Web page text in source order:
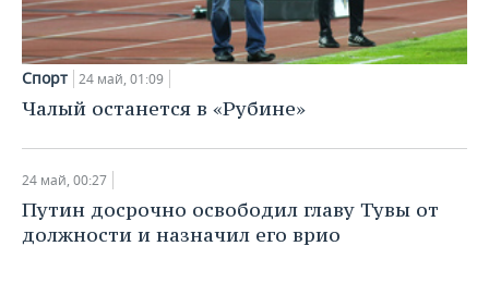
Спорт 24 май, 01:09
Чалый останется в «Рубине»
24 май, 00:27
Путин досрочно освободил главу Тувы от
должности и назначил его врио